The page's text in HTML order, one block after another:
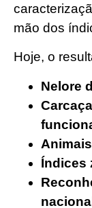
mão dos
Hoje, o
Nelore
Índices